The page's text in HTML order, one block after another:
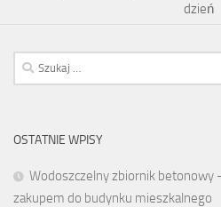
dzień
Szukaj:
OSTATNIE WPISY
Wodoszczelny zbiornik betonowy
zakupem do budynku mieszkalnego